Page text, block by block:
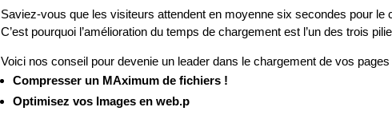
Saviez-vous que les visiteurs attendent en moyenne six secondes pour le
C’est pourquoi l’amélioration du temps de chargement est l’un des trois
Voici nos conseil pour devenie un leader dans le chargement de vos pages
Compresser un MAximum de fichiers !
Optimisez vos Images en web.p